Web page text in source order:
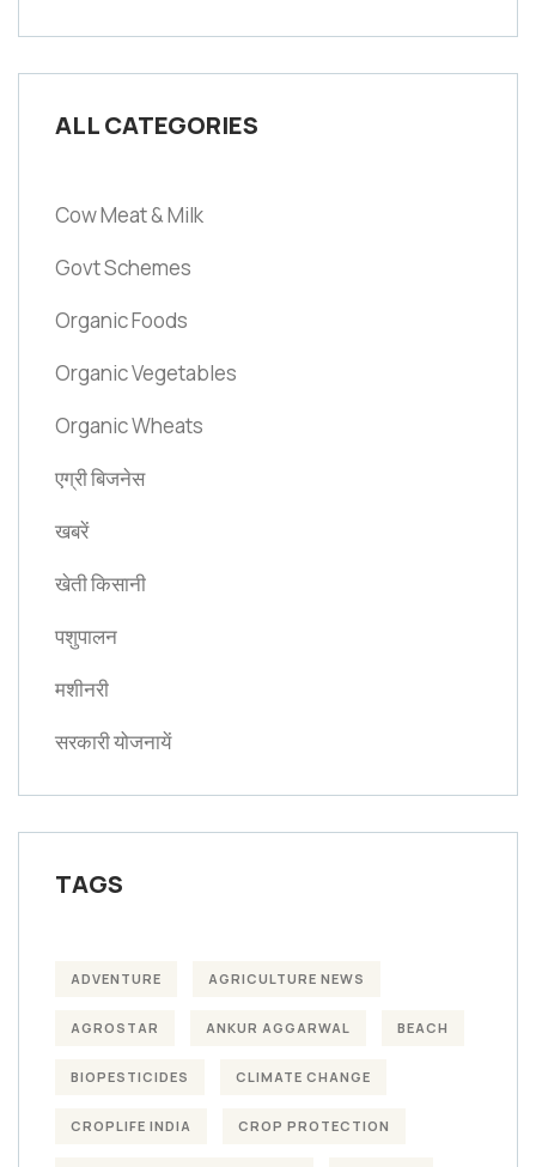
ALL CATEGORIES
Cow Meat & Milk
Govt Schemes
Organic Foods
Organic Vegetables
Organic Wheats
एग्री बिजनेस
खबरें
खेती किसानी
पशुपालन
मशीनरी
सरकारी योजनायें
TAGS
ADVENTURE AGRICULTURE NEWS
AGROSTAR ANKUR AGGARWAL BEACH
BIOPESTICIDES CLIMATE CHANGE
CROPLIFE INDIA CROP PROTECTION